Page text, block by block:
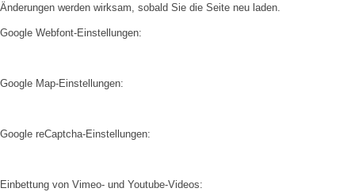
Änderungen werden wirksam, sobald Sie die Seite neu laden.
Google Webfont-Einstellungen:
Google Map-Einstellungen:
Google reCaptcha-Einstellungen:
Einbettung von Vimeo- und Youtube-Videos: